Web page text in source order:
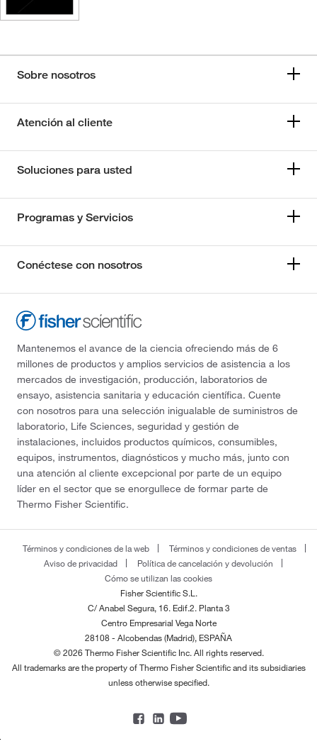
Sobre nosotros
Atención al cliente
Soluciones para usted
Programas y Servicios
Conéctese con nosotros
Mantenemos el avance de la ciencia ofreciendo más de 6
millones de productos y amplios servicios de asistencia a los
mercados de investigación, producción, laboratorios de
ensayo, asistencia sanitaria y educación científica. Cuente
con nosotros para una selección inigualable de suministros de
laboratorio, Life Sciences, seguridad y gestión de
instalaciones, incluidos productos químicos, consumibles,
equipos, instrumentos, diagnósticos y mucho más, junto con
una atención al cliente excepcional por parte de un equipo
líder en el sector que se enorgullece de formar parte de
Thermo Fisher Scientific.
Términos y condiciones de la web
Términos y condiciones de ventas
Aviso de privacidad
Política de cancelación y devolución
Cómo se utilizan las cookies
Fisher Scientific S.L.
C/ Anabel Segura, 16. Edif.2. Planta 3
Centro Empresarial Vega Norte
28108 - Alcobendas (Madrid), ESPAÑA
© 2026 Thermo Fisher Scientific Inc. All rights reserved.
All trademarks are the property of Thermo Fisher Scientific and its subsidiaries
unless otherwise specified.